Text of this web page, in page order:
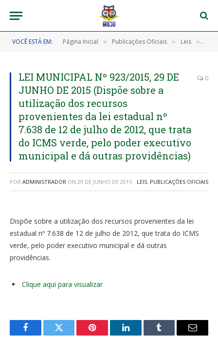
VOCÊ ESTÁ EM: Página Inicial » Publicações Oficiais » Leis »
LEI MUNICIPAL Nº 923/2015, 29 DE
JUNHO DE 2015 (Dispõe sobre a
utilização dos recursos
provenientes da lei estadual nº
7.638 de 12 de julho de 2012, que trata
do ICMS verde, pelo poder executivo
municipal e dá outras providências)
0
POR ADMINISTRADOR ON 29 DE JUNHO DE 2015 LEIS, PUBLICAÇÕES OFICIAIS
Dispõe sobre a utilização dos recursos provenientes da lei
estadual nº 7.638 de 12 de julho de 2012, que trata do ICMS
verde, pelo poder executivo municipal e dá outras
providências.
Clique aqui para visualizar
FacebookTwitter Pinterest LinkedInTumblr
E-